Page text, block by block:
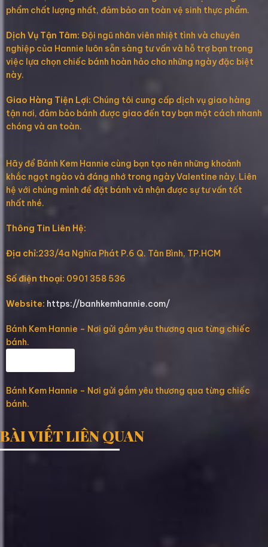
phẩm chất lượng nhất, đảm bảo an toàn vệ sinh thực phẩm.
Dịch Vụ Tận Tâm: Đội ngũ nhân viên nhiệt tình và chuyên
nghiệp của Hannie luôn sẵn sàng tư vấn và hỗ trợ bạn trong
việc lựa chọn chiếc bánh hoàn hảo cho những ngày đặc biệt
này.
Giao Hàng Tiện Lợi: Chúng tôi cung cấp dịch vụ giao hàng
tận nơi, đảm bảo bánh được giao đến tay bạn một cách nhanh
chóng và an toàn.
Hãy để Bánh Kem Hannie cùng bạn tạo nên những khoảnh
khắc ngọt ngào và đáng nhớ trong ngày Valentine này. Liên
hệ với chúng mình để đặt bánh và nhận được sự tư vấn tốt
nhất nhé.
Thông Tin Liên Hệ:
Địa chỉ:233/4a Nghĩa Phát P.6 Q. Tân Bình, TP.HCM
Số điện thoại: 0901 358 536
Website: https://banhkemhannie.com/
Bánh Kem Hannie – Nơi gửi gắm yêu thương qua từng chiếc
bánh.
Bánh Kem Hannie – Nơi gửi gắm yêu thương qua từng chiếc
bánh.
BÀI VIẾT LIÊN QUAN